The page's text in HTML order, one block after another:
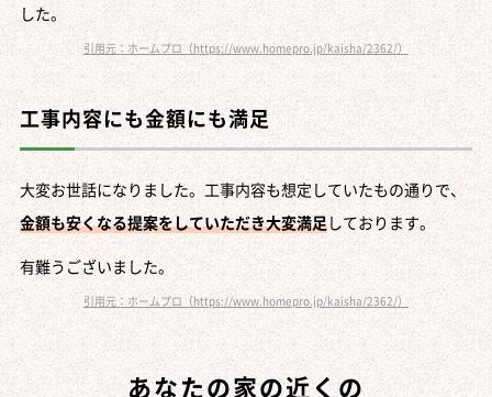
した。
引用元：ホームプロ（https://www.homepro.jp/kaisha/2362/）
工事内容にも金額にも満足
大変お世話になりました。工事内容も想定していたもの通りで、
金額も安くなる提案をしていただき大変満足しております。
有難うございました。
引用元：ホームプロ（https://www.homepro.jp/kaisha/2362/）
あなたの家の近くの